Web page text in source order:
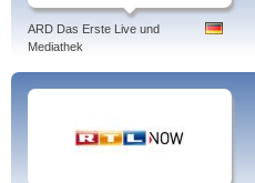
ARD Das Erste Live und
Mediathek